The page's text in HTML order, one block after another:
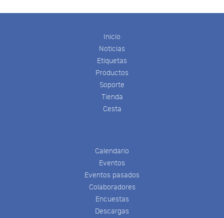
Inicio
Noticias
Etiquetas
Productos
Soporte
Tienda
Cesta
Calendario
Eventos
Eventos pasados
Colaboradores
Encuestas
Descargas